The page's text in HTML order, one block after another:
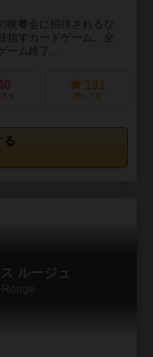
晩餐会に招待されるな
指すカードゲーム。全
ム終了...
り
131
持ってる
る
ルージュ
Rouge